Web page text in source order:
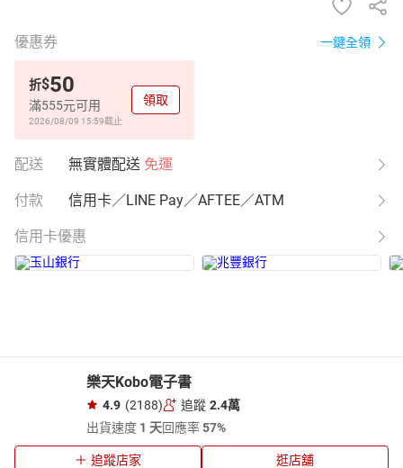
優惠券 一鍵全領
折$50
滿555元可用
2026/08/09 15:59截止
領取
配送 無實體配送 免運
付款 信用卡／LINE Pay／AFTEE／ATM
信用卡優惠
樂天Kobo電子書
4.9 (2188) 追蹤 2.4萬
出貨速度 1 天回應率57%
追蹤店家 逛店舖